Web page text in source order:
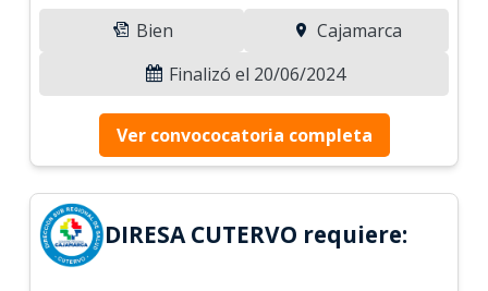
Bien
Cajamarca
Finalizó el 20/06/2024
Ver convococatoria completa
DIRESA CUTERVO requiere: